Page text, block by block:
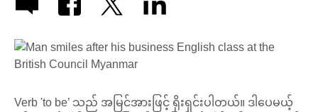
Verb 'to be’ သည် အမြင်အားဖြင့် ရိုးရှင်းပါတယ်။ ဒါပေမယ့်